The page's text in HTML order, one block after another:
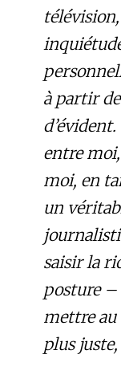
à partir
entre
moi, en
un
saisir la
posture –
mettre au
plus